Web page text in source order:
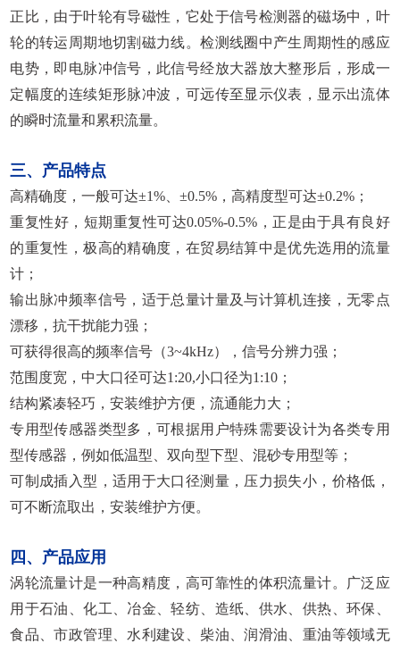
正比，由于叶轮有导磁性，它处于信号检测器的磁场中，叶
轮的转运周期地切割磁力线。检测线圈中产生周期性的感应
电势，即电脉冲信号，此信号经放大器放大整形后，形成一
定幅度的连续矩形脉冲波，可远传至显示仪表，显示出流体
的瞬时流量和累积流量。
三、产品特点
高精确度，一般可达±1%、±0.5%，高精度型可达±0.2%；
重复性好，短期重复性可达0.05%-0.5%，正是由于具有良好
的重复性，极高的精确度，在贸易结算中是优先选用的流量
计；
输出脉冲频率信号，适于总量计量及与计算机连接，无零点
漂移，抗干扰能力强；
可获得很高的频率信号（3~4kHz），信号分辨力强；
范围度宽，中大口径可达1:20,小口径为1:10；
结构紧凑轻巧，安装维护方便，流通能力大；
专用型传感器类型多，可根据用户特殊需要设计为各类专用
型传感器，例如低温型、双向型下型、混砂专用型等；
可制成插入型，适用于大口径测量，压力损失小，价格低，
可不断流取出，安装维护方便。
四、产品应用
涡轮流量计是一种高精度，高可靠性的体积流量计。广泛应
用于石油、化工、冶金、轻纺、造纸、供水、供热、环保、
食品、市政管理、水利建设、柴油、润滑油、重油等领域无